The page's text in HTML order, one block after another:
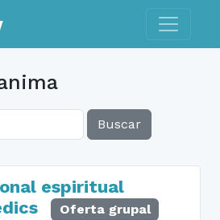
Toggle
Buscar
espiritual
Oferta grupal